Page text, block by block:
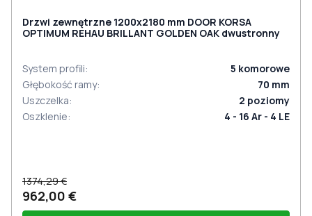
Drzwi zewnętrzne 1200x2180 mm DOOR KORSA
OPTIMUM REHAU BRILLANT GOLDEN OAK dwustronny
System profili: 5 komorowe
Głębokość ramy: 70 mm
Uszczelka: 2 poziomy
Oszklenie: 4 - 16 Ar - 4 LE
1374,29 €
962,00 €